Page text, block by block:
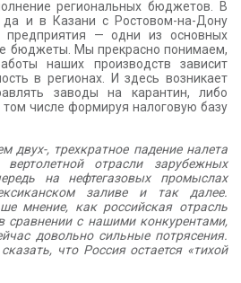
региональных бюджетов. В
и в Казани с Ростовом-на-Дону
предприятия — одни из основных
бюджеты. Мы прекрасно понимаем,
наших производств зависит
в регионах. И здесь возникает
заводы на карантин, либо
числе формируя налоговую базу
, трехкратное падение налета
отрасли зарубежных
на нефтегазовых промыслах
заливе и так далее.
мнение, как российская отрасль
сравнении с нашими конкурентами,
довольно сильные потрясения.
что Россия остается «тихой